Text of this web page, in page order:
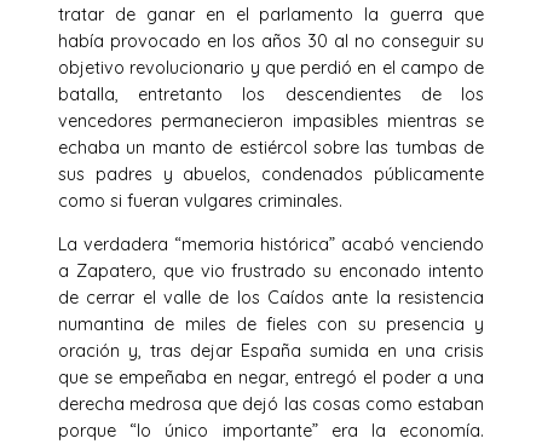
tratar de ganar en el parlamento la guerra que
había provocado en los años 30 al no conseguir su
objetivo revolucionario y que perdió en el campo de
batalla, entretanto los descendientes de los
vencedores permanecieron impasibles mientras se
echaba un manto de estiércol sobre las tumbas de
sus padres y abuelos, condenados públicamente
como si fueran vulgares criminales.
La verdadera “memoria histórica” acabó venciendo
a Zapatero, que vio frustrado su enconado intento
de cerrar el valle de los Caídos ante la resistencia
numantina de miles de fieles con su presencia y
oración y, tras dejar España sumida en una crisis
que se empeñaba en negar, entregó el poder a una
derecha medrosa que dejó las cosas como estaban
porque “lo único importante” era la economía.